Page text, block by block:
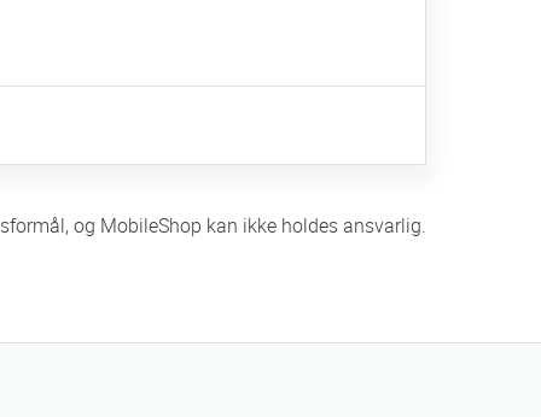
og MobileShop kan ikke holdes ansvarlig.